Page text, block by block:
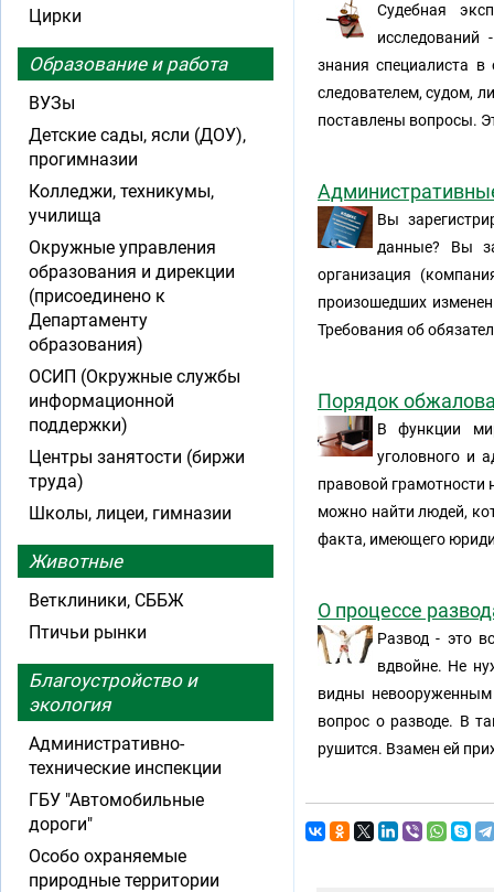
Судебная
знания специалиста
следователем, судом,
поставлены вопросы.
Вы
данные? Вы
организация
произошедших
Требования об
Порядок
В функции
уголовного и
правовой грамотности
можно найти людей,
факта, имеющего
О процессе
Развод - это
вдвойне. Не
видны
вопрос о разводе. В
рушится. Взамен ей
Цирки
Образование и работа
ВУЗы
Детские сады, ясли (ДОУ),
прогимназии
Колледжи, техникумы,
училища
Окружные управления
образования и дирекции
(присоединено к
Департаменту
образования)
ОСИП (Окружные службы
информационной
поддержки)
Центры занятости (биржи
труда)
Школы, лицеи, гимназии
Животные
Ветклиники, СББЖ
Птичьи рынки
Благоустройство и
экология
Административно-
технические инспекции
ГБУ "Автомобильные
дороги"
Особо охраняемые
природные территории